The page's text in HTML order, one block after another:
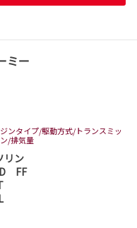
ミー
ンタイプ/駆動方式/トランスミッ
/排気量
リン
FF